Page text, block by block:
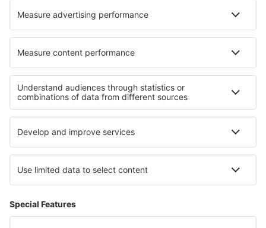
Cele mai bune hoteluri - regiuni
Hoteluri in Porto Hoteluri in Faro Hoteluri Lisbon coast
Hoteluri in Madeira Hoteluri în Porto Santo
Hoteluri in Klaserie Nature Reserve
Hoteluri in Western Rhodopes
Hoteluri în Saalbach-Hinterglemm Hoteluri in Razgrad